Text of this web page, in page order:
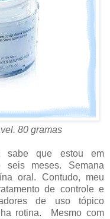
80 gramas
sabe que estou em
meses. Semana
oral. Contudo, meu
de controle e
de uso tópico
rotina. Mesmo com